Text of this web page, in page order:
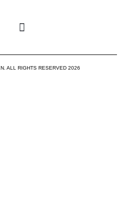
ALL RIGHTS RESERVED 2026